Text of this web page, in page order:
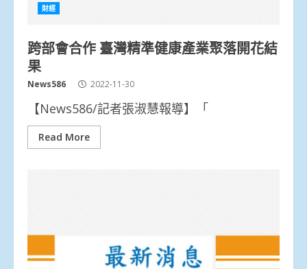
財經
跨部會合作 臺灣精準健康產業聚落開花結
果
News586 2022-11-30
【News586/記者張淑慧報導】「
Read More